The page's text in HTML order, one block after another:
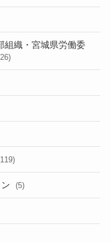
組織・宮城県労働委
(5)